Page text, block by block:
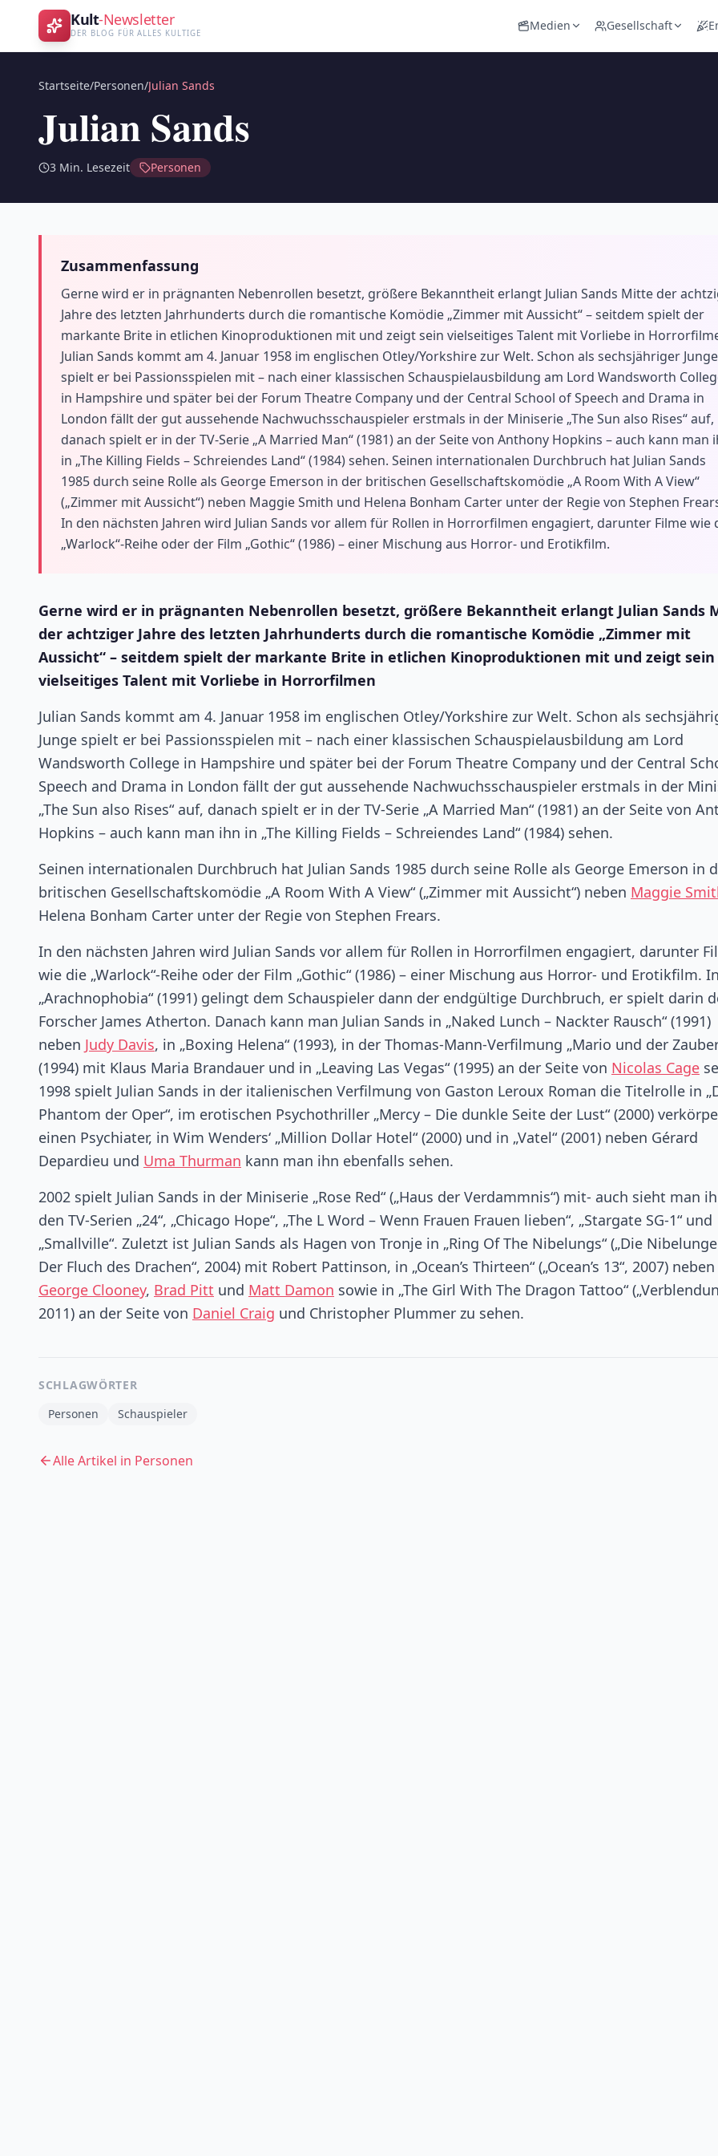
Kult-Newsletter
DER BLOG FÜR ALLES KULTIGE
Medien Gesellschaft
Startseite/Personen/Julian Sands
Julian Sands
3 Min. Lesezeit Personen
Zusammenfassung
Gerne wird er in prägnanten Nebenrollen besetzt, größere Bekanntheit erlangt Julian Sands Mitte der
Jahre des letzten Jahrhunderts durch die romantische Komödie „Zimmer mit Aussicht“ – seitdem spielt der
markante Brite in etlichen Kinoproduktionen mit und zeigt sein vielseitiges Talent mit Vorliebe in
Julian Sands kommt am 4. Januar 1958 im englischen Otley/Yorkshire zur Welt. Schon als sechsjähriger Junge
spielt er bei Passionsspielen mit – nach einer klassischen Schauspielausbildung am Lord Wandsworth
in Hampshire und später bei der Forum Theatre Company und der Central School of Speech and Drama in
London fällt der gut aussehende Nachwuchsschauspieler erstmals in der Miniserie „The Sun also Rises“ auf,
danach spielt er in der TV-Serie „A Married Man“ (1981) an der Seite von Anthony Hopkins – auch kann man
in „The Killing Fields – Schreiendes Land“ (1984) sehen. Seinen internationalen Durchbruch hat Julian Sands
1985 durch seine Rolle als George Emerson in der britischen Gesellschaftskomödie „A Room With A View“
(„Zimmer mit Aussicht“) neben Maggie Smith und Helena Bonham Carter unter der Regie von Stephen
In den nächsten Jahren wird Julian Sands vor allem für Rollen in Horrorfilmen engagiert, darunter Filme wie
„Warlock“-Reihe oder der Film „Gothic“ (1986) – einer Mischung aus Horror- und Erotikfilm.
Gerne wird er in prägnanten Nebenrollen besetzt, größere Bekanntheit erlangt Julian Sands
der achtziger Jahre des letzten Jahrhunderts durch die romantische Komödie „Zimmer mit
Aussicht“ – seitdem spielt der markante Brite in etlichen Kinoproduktionen mit und zeigt sein
vielseitiges Talent mit Vorliebe in Horrorfilmen
Julian Sands kommt am 4. Januar 1958 im englischen Otley/Yorkshire zur Welt. Schon als
Junge spielt er bei Passionsspielen mit – nach einer klassischen Schauspielausbildung am Lord
Wandsworth College in Hampshire und später bei der Forum Theatre Company und der Central
Speech and Drama in London fällt der gut aussehende Nachwuchsschauspieler erstmals in der
„The Sun also Rises“ auf, danach spielt er in der TV-Serie „A Married Man“ (1981) an der Seite von
Hopkins – auch kann man ihn in „The Killing Fields – Schreiendes Land“ (1984) sehen.
Seinen internationalen Durchbruch hat Julian Sands 1985 durch seine Rolle als George Emerson in
britischen Gesellschaftskomödie „A Room With A View“ („Zimmer mit Aussicht“) neben Maggie
Helena Bonham Carter unter der Regie von Stephen Frears.
In den nächsten Jahren wird Julian Sands vor allem für Rollen in Horrorfilmen engagiert, darunter
wie die „Warlock“-Reihe oder der Film „Gothic“ (1986) – einer Mischung aus Horror- und Erotikfilm. In
„Arachnophobia“ (1991) gelingt dem Schauspieler dann der endgültige Durchbruch, er spielt darin
Forscher James Atherton. Danach kann man Julian Sands in „Naked Lunch – Nackter Rausch“ (1991)
neben Judy Davis, in „Boxing Helena“ (1993), in der Thomas-Mann-Verfilmung „Mario und der
(1994) mit Klaus Maria Brandauer und in „Leaving Las Vegas“ (1995) an der Seite von Nicolas Cage
1998 spielt Julian Sands in der italienischen Verfilmung von Gaston Leroux Roman die Titelrolle in
Phantom der Oper“, im erotischen Psychothriller „Mercy – Die dunkle Seite der Lust“ (2000)
einen Psychiater, in Wim Wenders‘ „Million Dollar Hotel“ (2000) und in „Vatel“ (2001) neben Gérard
Depardieu und Uma Thurman kann man ihn ebenfalls sehen.
2002 spielt Julian Sands in der Miniserie „Rose Red“ („Haus der Verdammnis“) mit- auch sieht man
den TV-Serien „24“, „Chicago Hope“, „The L Word – Wenn Frauen Frauen lieben“, „Stargate SG-1“ und
„Smallville“. Zuletzt ist Julian Sands als Hagen von Tronje in „Ring Of The Nibelungs“ („Die
Der Fluch des Drachen“, 2004) mit Robert Pattinson, in „Ocean’s Thirteen“ („Ocean’s 13“, 2007) neben
George Clooney, Brad Pitt und Matt Damon sowie in „The Girl With The Dragon Tattoo“
2011) an der Seite von Daniel Craig und Christopher Plummer zu sehen.
SCHLAGWÖRTER
Personen
Schauspieler
Alle Artikel in Personen